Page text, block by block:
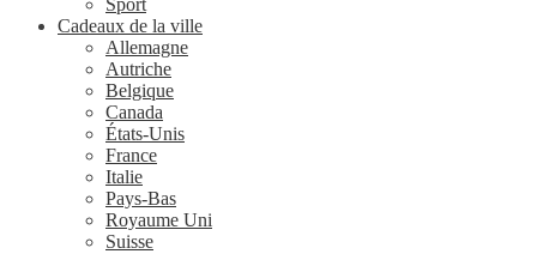
Sport
Cadeaux de la ville
Allemagne
Autriche
Belgique
Canada
États-Unis
France
Italie
Pays-Bas
Royaume Uni
Suisse